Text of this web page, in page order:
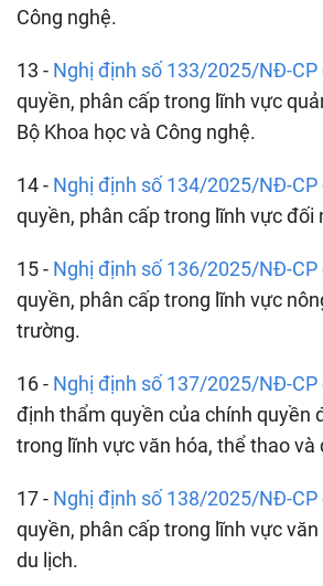
Công nghệ.
13 - Nghị định số 133/2025/NĐ-CP
quyền, phân cấp trong lĩnh vực
Bộ Khoa học và Công nghệ.
14 - Nghị định số 134/2025/NĐ-CP
quyền, phân cấp trong lĩnh vực đối
15 - Nghị định số 136/2025/NĐ-CP
quyền, phân cấp trong lĩnh vực
trường.
16 - Nghị định số 137/2025/NĐ-CP
định thẩm quyền của chính quyền
trong lĩnh vực văn hóa, thể thao và
17 - Nghị định số 138/2025/NĐ-CP
quyền, phân cấp trong lĩnh vực
du lịch.